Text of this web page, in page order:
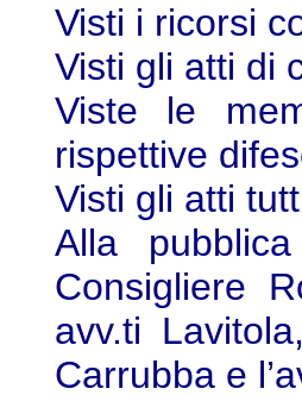
Visti i ricorsi
Visti gli atti di
Viste le
rispettive
Visti gli atti
Alla
Consigliere
avv.ti
Carrubba e